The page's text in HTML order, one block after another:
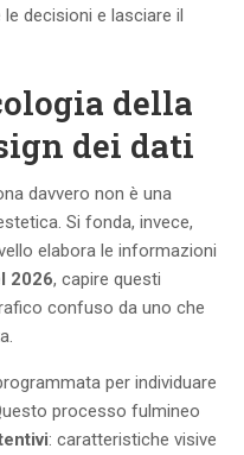
decisioni e lasciare il
della
dei dati
davvero non è una
Si fonda, invece,
elabora le informazioni
2026, capire questi
confuso da uno che
per individuare
processo fulmineo
: caratteristiche visive